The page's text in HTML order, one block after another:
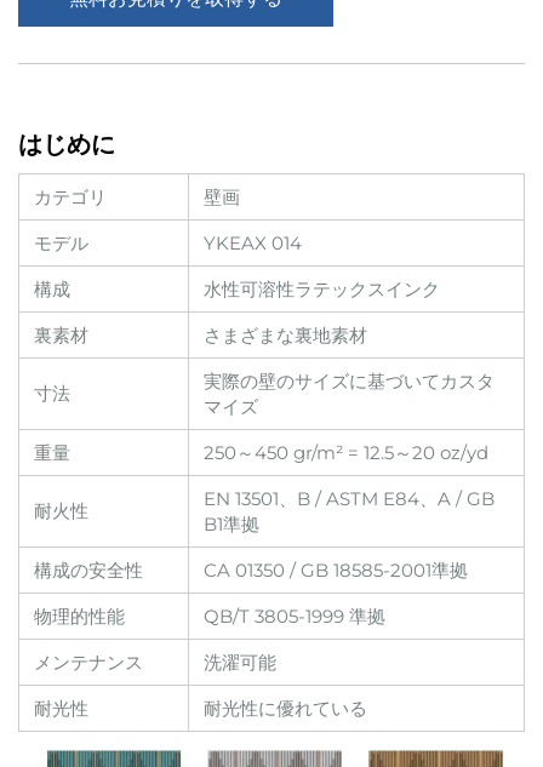
はじめに
カテゴリ
壁画
モデル
YKEAX 014
構成
水性可溶性ラテックスインク
裏素材
さまざまな裏地素材
寸法
実際の壁のサイズに基づいてカスタ
マイズ
重量
250～450 gr/m² = 12.5～20 oz/yd
耐火性
EN 13501、B / ASTM E84、A / GB
B1準拠
構成の安全性
CA 01350 / GB 18585-2001準拠
物理的性能
QB/T 3805-1999 準拠
メンテナンス
洗濯可能
耐光性
耐光性に優れている